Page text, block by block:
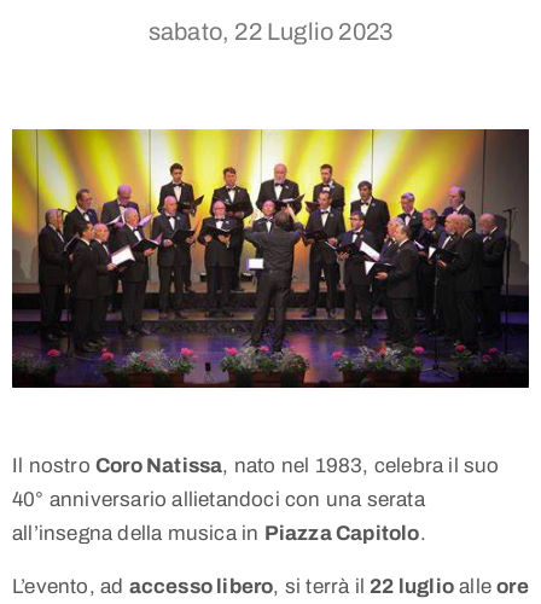
sabato, 22 Luglio 2023
Il nostro Coro Natissa, nato nel 1983, celebra il suo
40° anniversario allietandoci con una serata
all’insegna della musica in Piazza Capitolo.
L’evento, ad accesso libero, si terrà il 22 luglio alleore